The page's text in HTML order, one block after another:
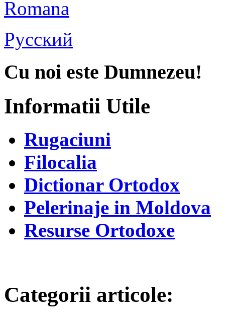
Romana
Русский
Cu noi este Dumnezeu!
Informatii Utile
Rugaciuni
Filocalia
Dictionar Ortodox
Pelerinaje in Moldova
Resurse Ortodoxe
Categorii articole: